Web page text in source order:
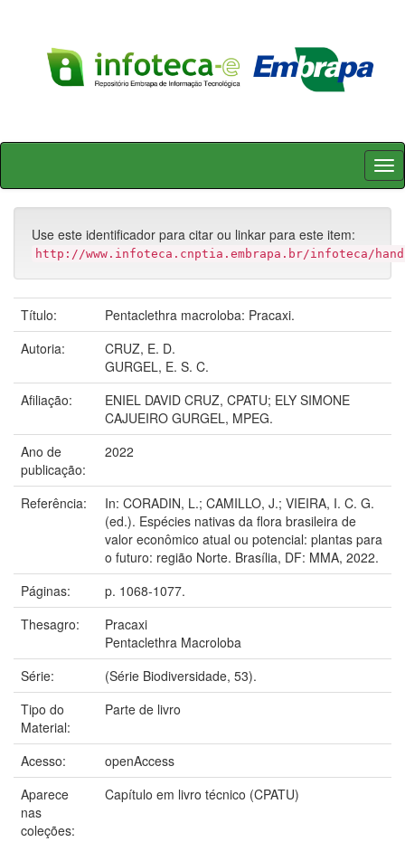
Skip
Use este identificador para citar ou linkar para este item:
http://www.infoteca.cnptia.embrapa.br/infoteca/
Título:
Pentaclethra macroloba: Pracaxi.
Autoria:
CRUZ, E. D.
GURGEL, E. S. C.
Afiliação:
ENIEL DAVID CRUZ, CPATU; ELY SIMONE
CAJUEIRO GURGEL, MPEG.
Ano de
publicação:
2022
Referência:
In: CORADIN, L.; CAMILLO, J.; VIEIRA, I. C. G.
(ed.). Espécies nativas da flora brasileira de
valor econômico atual ou potencial: plantas para
o futuro: região Norte. Brasília, DF: MMA, 2022.
Páginas:
p. 1068-1077.
Thesagro:
Pracaxi
Pentaclethra Macroloba
Série:
(Série Biodiversidade, 53).
Tipo do
Material:
Parte de livro
Acesso:
openAccess
Aparece
nas
coleções:
Capítulo em livro técnico (CPATU)